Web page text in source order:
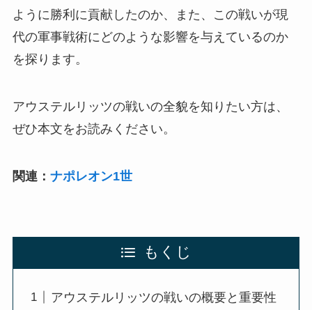
ように勝利に貢献したのか、また、この戦いが現
代の軍事戦術にどのような影響を与えているのか
を探ります。
アウステルリッツの戦いの全貌を知りたい方は、
ぜひ本文をお読みください。
関連： ナポレオン1世
もくじ
アウステルリッツの戦いの概要と重要性